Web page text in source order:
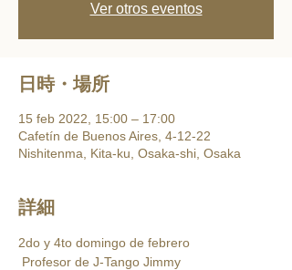
Ver otros eventos
日時・場所
15 feb 2022, 15:00 – 17:00
Cafetín de Buenos Aires, 4-12-22
Nishitenma, Kita-ku, Osaka-shi, Osaka
詳細
2do y 4to domingo de febrero
Profesor de J-Tango Jimmy